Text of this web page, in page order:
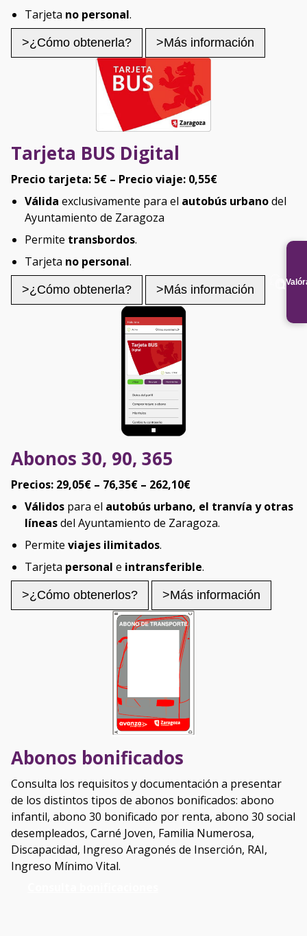
Tarjeta no personal.
>¿Cómo obtenerla? >Más información
Tarjeta BUS Digital
Precio tarjeta: 5€ – Precio viaje: 0,55€
Válida exclusivamente para el autobús urbanodel
Ayuntamiento de Zaragoza
Permite transbordos.
Tarjeta no personal.
>¿Cómo obtenerla? >Más información
Abonos 30, 90, 365
Precios: 29,05€ – 76,35€ – 262,10€
Válidos para el autobús urbano, el tranvía y otras
líneasdel Ayuntamiento de Zaragoza.
Permite viajes ilimitados.
Tarjeta personal e intransferible.
>¿Cómo obtenerlos? >Más información
Abonos bonificados
Consulta los requisitos y documentación a presentar
de los distintos tipos de abonos bonificados: abono
infantil, abono 30 bonificado por renta, abono 30 social
desempleados, Carné Joven, Familia Numerosa,
Discapacidad, Ingreso Aragonés de Inserción, RAI,
Ingreso Mínimo Vital.